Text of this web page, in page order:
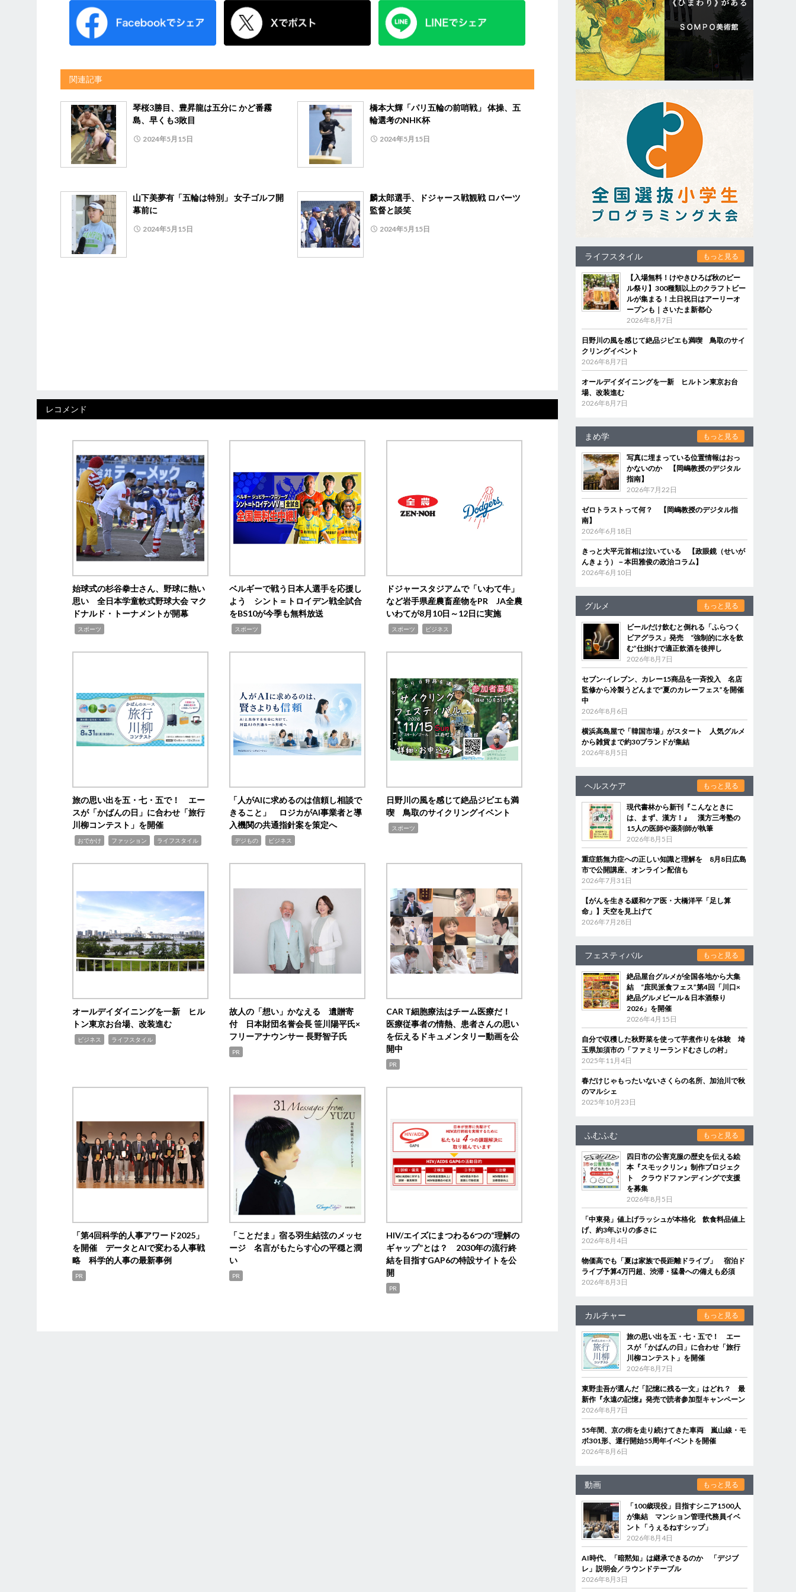
関連記事
琴桜3勝目、豊昇龍は五分に かど番霧
島、早くも3敗目
2024年5月15日
橋本大輝「パリ五輪の前哨戦」 体操、五
輪選考のNHK杯
2024年5月15日
山下美夢有「五輪は特別」 女子ゴルフ開
幕前に
2024年5月15日
麟太郎選手、ドジャース戦観戦 ロバーツ
監督と談笑
2024年5月15日
レコメンド
始球式の杉谷拳士さん、野球に熱い
思い 全日本学童軟式野球大会 マク
ドナルド・トーナメントが開幕
スポーツ
ベルギーで戦う日本人選手を応援し
よう シント＝トロイデン戦全試合
をBS10が今季も無料放送
スポーツ
ドジャースタジアムで「いわて牛」
など岩手県産農畜産物をPR JA全農
いわてが8月10日～12日に実施
スポーツ ビジネス
旅の思い出を五・七・五で！ エー
スが「かばんの日」に合わせ「旅行
川柳コンテスト」を開催
おでかけ ファッション ライフスタイル
「人がAIに求めるのは信頼し相談で
きること」 ロジカがAI事業者と導
入機関の共通指針案を策定へ
デジもの ビジネス
日野川の風を感じて絶品ジビエも満
喫 鳥取のサイクリングイベント
スポーツ
オールデイダイニングを一新 ヒル
トン東京お台場、改装進む
ビジネス ライフスタイル
故人の「想い」かなえる 遺贈寄
付 日本財団名誉会長 笹川陽平氏×
フリーアナウンサー 長野智子氏
PR
CAR T細胞療法はチーム医療だ！
医療従事者の情熱、患者さんの思い
を伝えるドキュメンタリー動画を公
開中
PR
「第4回科学的人事アワード2025」
を開催 データとAIで変わる人事戦
略 科学的人事の最新事例
PR
「ことだま」宿る羽生結弦のメッセ
ージ 名言がもたらす心の平穏と潤
い
PR
HIV/エイズにまつわる6つの“理解の
ギャップ”とは？ 2030年の流行終
結を目指すGAP6の特設サイトを公
開
PR
ライフスタイル もっと見る
【入場無料！けやきひろば秋のビー
ル祭り】300種類以上のクラフトビー
ルが集まる！土日祝日はアーリーオ
ープンも｜さいたま新都心
2026年8月7日
日野川の風を感じて絶品ジビエも満喫 鳥取のサイ
クリングイベント
2026年8月7日
オールデイダイニングを一新 ヒルトン東京お台
場、改装進む
2026年8月7日
まめ学 もっと見る
写真に埋まっている位置情報はおっ
かないのか 【岡嶋教授のデジタル
指南】
2026年7月22日
ゼロトラストって何？ 【岡嶋教授のデジタル指
南】
2026年6月18日
きっと大平元首相は泣いている 【政眼鏡（せいが
んきょう）－本田雅俊の政治コラム】
2026年6月10日
グルメ もっと見る
ビールだけ飲むと倒れる「ふらつく
ビアグラス」発売 “強制的に水を飲
む”仕掛けで適正飲酒を後押し
2026年8月7日
セブン‐イレブン、カレー15商品を一斉投入 名店
監修から冷製うどんまで“夏のカレーフェス”を開催
中
2026年8月6日
横浜高島屋で「韓国市場」がスタート 人気グルメ
から雑貨まで約30ブランドが集結
2026年8月5日
ヘルスケア もっと見る
現代書林から新刊『こんなときに
は、まず、漢方！』 漢方三考塾の
15人の医師や薬剤師が執筆
2026年8月5日
重症筋無力症への正しい知識と理解を 8月8日広島
市で公開講座、オンライン配信も
2026年7月31日
【がんを生きる緩和ケア医・大橋洋平「足し算
命」】天空を見上げて
2026年7月28日
フェスティバル もっと見る
絶品屋台グルメが全国各地から大集
結 “庶民派食フェス”第4回「川口×
絶品グルメビール＆日本酒祭り
2026」を開催
2026年4月15日
自分で収穫した秋野菜を使って芋煮作りを体験 埼
玉県加須市の「ファミリーランドむさしの村」
2025年11月4日
春だけじゃもったいないさくらの名所、加治川で秋
のマルシェ
2025年10月23日
ふむふむ もっと見る
四日市の公害克服の歴史を伝える絵
本『スモックリン』制作プロジェク
ト クラウドファンディングで支援
を募集
2026年8月5日
「中東発」値上げラッシュが本格化 飲食料品値上
げ、約3年ぶりの多さに
2026年8月4日
物価高でも「夏は家族で長距離ドライブ」 宿泊ド
ライブ予算4万円超、渋滞・猛暑への備えも必須
2026年8月3日
カルチャー もっと見る
旅の思い出を五・七・五で！ エー
スが「かばんの日」に合わせ「旅行
川柳コンテスト」を開催
2026年8月7日
東野圭吾が選んだ「記憶に残る一文」はどれ？ 最
新作『永遠の記憶』発売で読者参加型キャンペーン
2026年8月7日
55年間、京の街を走り続けてきた車両 嵐山線・モ
ボ301形、運行開始55周年イベントを開催
2026年8月6日
動画 もっと見る
「100歳現役」目指すシニア1500人
が集結 マンション管理代務員イベ
ント「うぇるねすシップ」
2026年8月4日
AI時代、「暗黙知」は継承できるのか 「デジブ
レ」説明会／ラウンドテーブル
2026年8月3日